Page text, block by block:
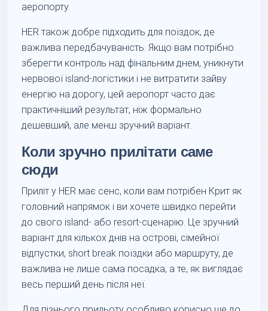
аеропорту.
HER також добре підходить для поїздок, де
важлива передбачуваність. Якщо вам потрібно
зберегти контроль над фінальним днем, уникнути
нервової island-логістики і не витратити зайву
енергію на дорогу, цей аеропорт часто дає
практичніший результат, ніж формально
дешевший, але менш зручний варіант.
Коли зручно прилітати саме
сюди
Приліт у HER має сенс, коли вам потрібен Крит як
головний напрямок і ви хочете швидко перейти
до свого island- або resort-сценарію. Це зручний
варіант для кількох днів на острові, сімейної
відпустки, short break поїздки або маршруту, де
важлива не лише сама посадка, а те, як виглядає
весь перший день після неї.